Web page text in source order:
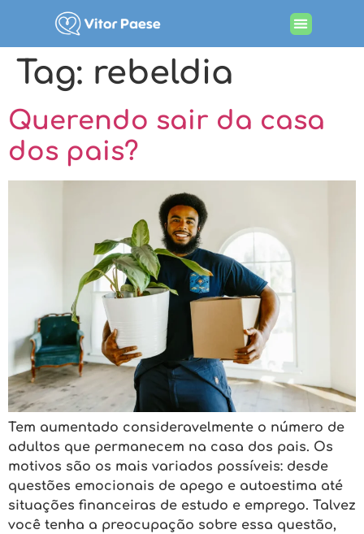
Tag: rebeldia
Querendo sair da casa
dos pais?
Tem aumentado consideravelmente o número de
adultos que permanecem na casa dos pais. Os
motivos são os mais variados possíveis: desde
questões emocionais de apego e autoestima até
situações financeiras de estudo e emprego. Talvez
você tenha a preocupação sobre essa questão,